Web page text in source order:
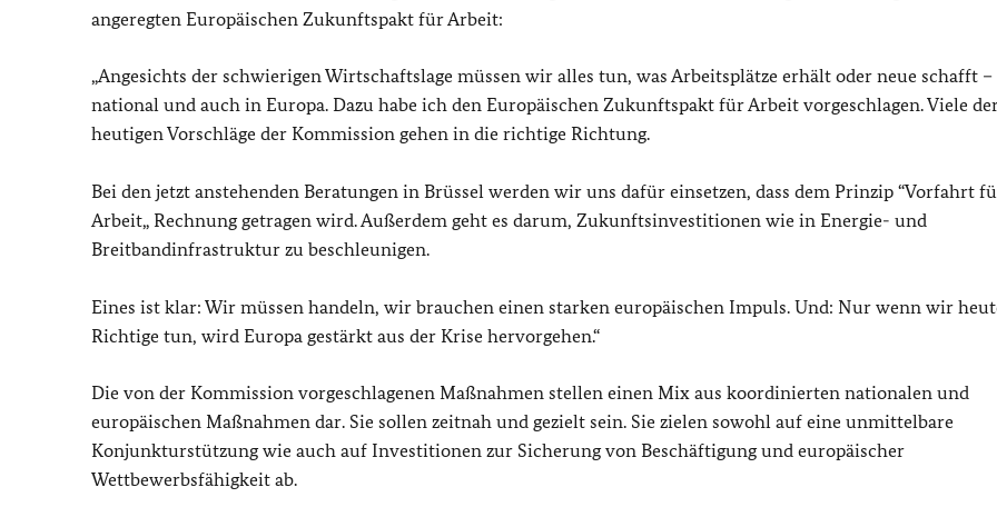
angeregten Europäischen Zukunftspakt für Arbeit:
„Angesichts der schwierigen Wirtschaftslage müssen wir alles tun, was Arbeitsplätze erhält oder neue schafft –
national und auch in Europa. Dazu habe ich den Europäischen Zukunftspakt für Arbeit vorgeschlagen. Viele
heutigen Vorschläge der Kommission gehen in die richtige Richtung.
Bei den jetzt anstehenden Beratungen in Brüssel werden wir uns dafür einsetzen, dass dem Prinzip “Vorfahrt
Arbeit„ Rechnung getragen wird. Außerdem geht es darum, Zukunftsinvestitionen wie in Energie- und
Breitbandinfrastruktur zu beschleunigen.
Eines ist klar: Wir müssen handeln, wir brauchen einen starken europäischen Impuls. Und: Nur wenn wir
Richtige tun, wird Europa gestärkt aus der Krise hervorgehen.“
Die von der Kommission vorgeschlagenen Maßnahmen stellen einen Mix aus koordinierten nationalen und
europäischen Maßnahmen dar. Sie sollen zeitnah und gezielt sein. Sie zielen sowohl auf eine unmittelbare
Konjunkturstützung wie auch auf Investitionen zur Sicherung von Beschäftigung und europäischer
Wettbewerbsfähigkeit ab.